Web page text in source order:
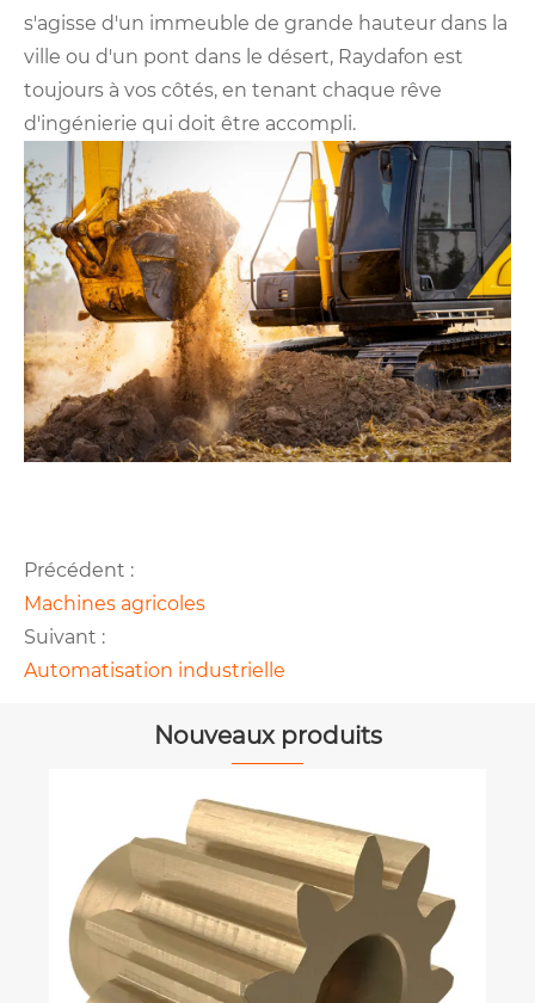
s'agisse d'un immeuble de grande hauteur dans la
ville ou d'un pont dans le désert, Raydafon est
toujours à vos côtés, en tenant chaque rêve
d'ingénierie qui doit être accompli.
Précédent :
Machines agricoles
Suivant :
Automatisation industrielle
Nouveaux produits